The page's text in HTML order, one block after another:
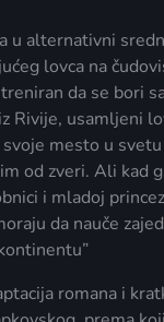
u alternativni
lovca na
da se bori
Rivije, usamljeni
mesto u
od zveri. Ali kad
i mladoj
da nauče
romana i